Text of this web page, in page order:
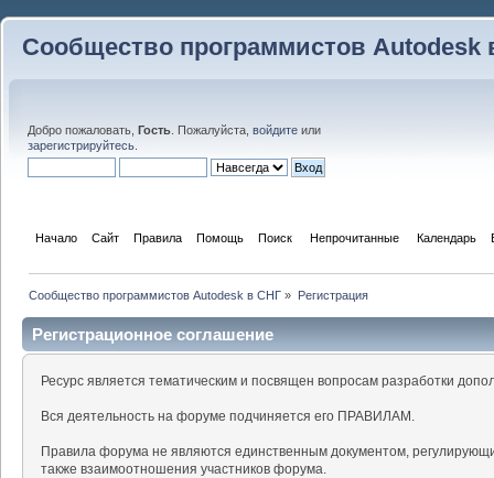
Сообщество программистов Autodesk
Добро пожаловать, Гость . Пожалуйста, войдите или
зарегистрируйтесь
Начало Сайт Правила Помощь Поиск Непрочитанные Календарь
Сообщество программистов Autodesk в СНГ » Регистрация
Регистрационное соглашение
Ресурс является тематическим и посвящен вопросам разработки
Вся деятельность на форуме подчиняется его ПРАВИЛАМ.
Правила форума не являются единственным документом,
также взаимоотношения участников форума.